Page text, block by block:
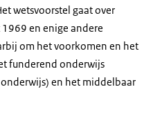
wetsvoorstel gaat over
en enige andere
om het voorkomen en het
funderend onderwijs
en het middelbaar